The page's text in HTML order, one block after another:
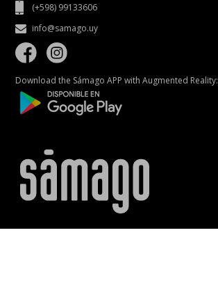
(+598) 99133606
info@samago.uy
Download the Sámago APP with Augmented Reality: